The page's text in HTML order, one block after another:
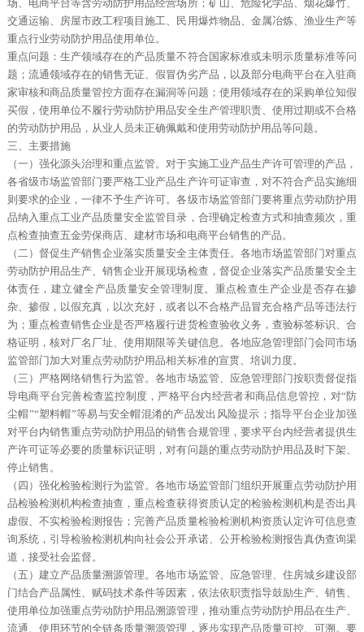
场、电商平台等含劳动防护用品经营场所；矿山、危险化学品、烟花爆竹、
交通运输、房屋市政工程项目施工、民用爆炸物品、金属冶炼、渔业生产等
重点行业劳动防护用品使用单位。
重点问题：生产领域存在的产品质量不符合国家标准或未明示质量标准等问
题；流通领域存在的销售无证、假冒伪劣产品，以及部分电商平台在入驻商
家审核和商品质量管控方面存在漏洞等问题；使用领域存在的采购单位知假
买假，使用单位不履行劳动防护用品安全生产管理职责、使用过期或不合格
的劳动防护用品，从业人员未正确佩戴和使用劳动防护用品等问题。
三、主要措施
（一）强化源头治理和重点监管。对于实施工业产品生产许可管理的产品，
各省级市场监管部门要严格工业产品生产许可证审查，对不符合产品实施细
则要求的企业，一律不予生产许可。各级市场监管部门要将重点劳动防护用
品纳入重点工业产品质量安全监管目录，合理确定检查方式和抽查频次，重
点检查抽查五金劳保商店、建材市场和电商平台销售的产品。
（二）督促生产销售企业落实质量安全主体责任。各地市场监管部门对重点
劳动防护用品生产、销售企业开展现场检查，督促企业落实产品质量安全主
体责任，建立健全产品质量安全管理制度。重点检查生产企业是否存在掺
杂、掺假，以假充真，以次充好，或者以不合格产品冒充合格产品等违法行
为；重点检查销售企业是否严格履行进货检查验收义务，查验标签标识、合
格证明，核对厂名厂址、使用期限等关键信息。各地应急管理部门会同市场
监管部门加大对重点劳动防护用品相关标准的宣贯、培训力度。
（三）严格网络销售行为监管。各地市场监管、应急管理部门按职责督促指
导电商平台完善检查监控制度，严格平台内经营者和商品信息管控，对“防
尘帽”“塑料帽”等易与安全帽混淆的产品发出风险提示；指导平台企业加强
对平台内销售重点劳动防护用品的销售合规管理，要求平台内经营者提供生
产许可证等必要的质量标识证明，对有问题的重点劳动防护用品及时下架、
停止销售。
（四）强化检验检测行为监管。各地市场监管部门组织开展重点劳动防护用
品检验检测机构检查抽查，重点检查获得资质认定的检验检测机构是否出具
虚假、不实检验检测报告；完善产品质量检验检测机构资质认定许可信息查
询系统，引导检验检测机构向社会公开承诺、公开检验检测报告真伪查询渠
道，接受社会监督。
（五）建立产品质量溯源管理。各地市场监管、应急管理、住房城乡建设部
门结合产品属性、赋码技术条件等因素，依法依职责指导鼓励生产、销售、
使用单位加强重点劳动防护用品溯源管理，推动重点劳动防护用品在生产、
流通、使用环节的全链条质量溯源管理，逐步实现产品质量可控、可溯。要